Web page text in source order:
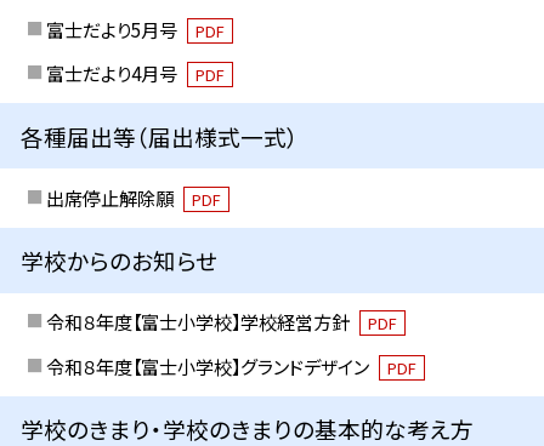
富士だより5月号
PDF
富士だより4月号 PDF
各種届出等（届出様式一式）
出席停止解除願 PDF
学校からのお知らせ
令和８年度【富士小学校】学校経営方針 PDF
令和８年度【富士小学校】グランドデザイン PDF
学校のきまり・学校のきまりの基本的な考え方